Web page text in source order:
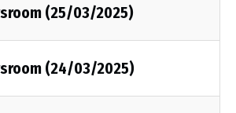
(25/03/2025)
(24/03/2025)